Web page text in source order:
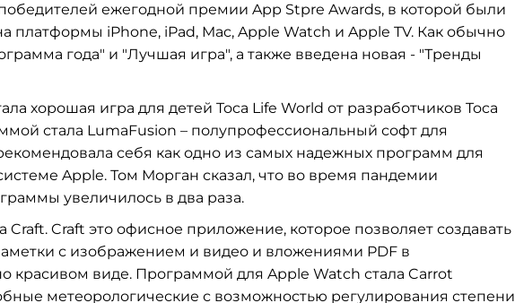
ежегодной премии App Stpre Awards, в которой были
платформы iPhone, iPad, Mac, Apple Watch и Apple TV. Как обычно
года" и "Лучшая игра", а также введена новая - "Тренды
хорошая игра для детей Toca Life World от разработчиков Toca
стала LumaFusion – полупрофессиональный софт для
себя как одно из самых надежных программ для
Apple. Том Морган сказал, что во время пандемии
увеличилось в два раза.
Craft. Craft это офисное приложение, которое позволяет создавать
с изображением и видео и вложениями PDF в
красивом виде. Программой для Apple Watch стала Carrot
метеорологические с возможностью регулирования степени